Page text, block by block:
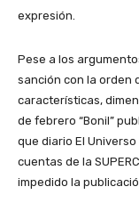
expresión.
Pese a los
sanción con la orden
características,
de febrero “Bonil”
que diario El
cuentas de la
impedido la